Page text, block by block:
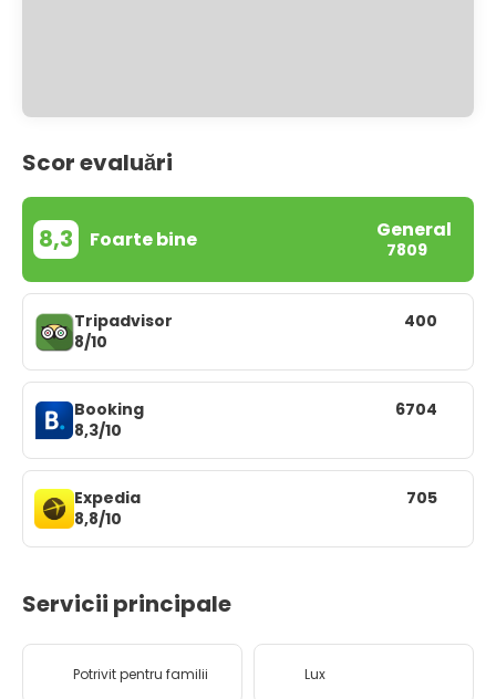
Scor evaluări
8,3 Foarte bine General
7809
Tripadvisor
8/10
400
Booking
8,3/10
6704
Expedia
8,8/10
705
Servicii principale
Potrivit pentru familii Lux